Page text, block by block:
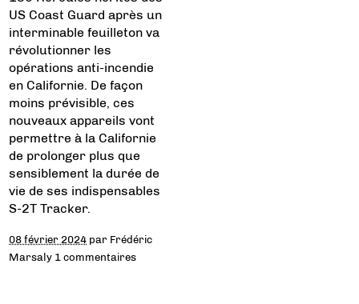
US Coast Guard après un
interminable feuilleton va
révolutionner les
opérations anti-incendie
en Californie. De façon
moins prévisible, ces
nouveaux appareils vont
permettre à la Californie
de prolonger plus que
sensiblement la durée de
vie de ses indispensables
S-2T Tracker.
08 février 2024 par Frédéric
Marsaly 1 commentaires